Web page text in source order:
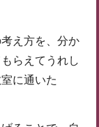
え方を、分か
らえてうれし
に通いた